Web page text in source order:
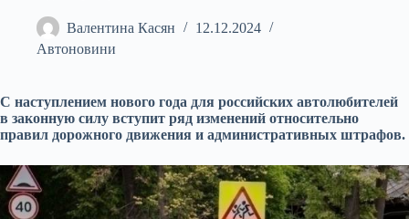
Валентина Касян
12.12.2024
Автоновини
С наступлением нового года для российских автолюбителей
в законную силу вступит ряд изменений относительно
правил дорожного движения и административных штрафов.